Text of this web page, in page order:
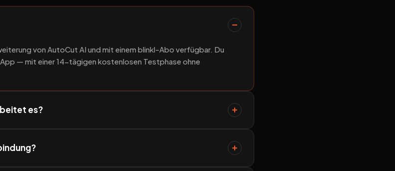
von AutoCut AI und mit einem blinkl-Abo verfügbar. Du
— mit einer 14-tägigen kostenlosen Testphase ohne
es?